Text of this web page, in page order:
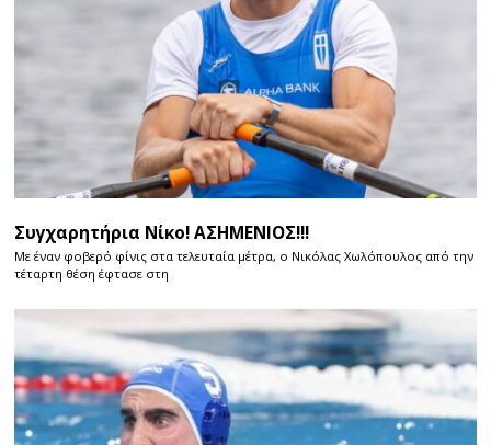
Συγχαρητήρια Νίκο! ΑΣΗΜΕΝΙΟΣ!!!
Με έναν φοβερό φίνις στα τελευταία μέτρα, ο Νικόλας Χωλόπουλος από την
τέταρτη θέση έφτασε στη